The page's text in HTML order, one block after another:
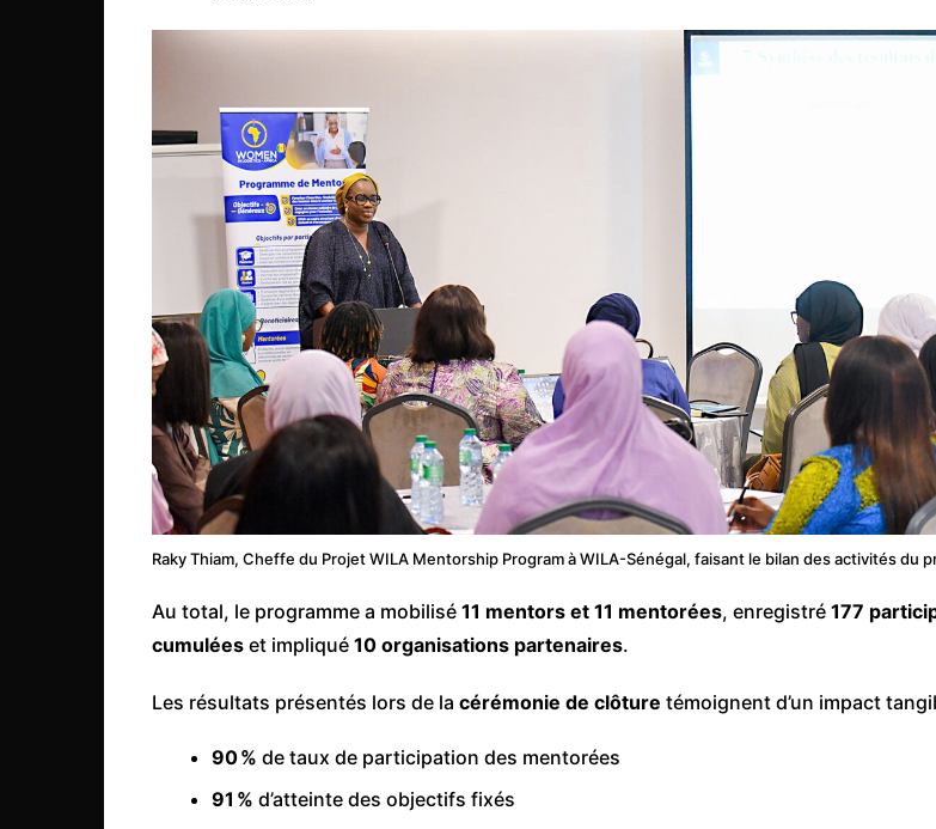
Raky Thiam, Cheffe du Projet WILA Mentorship Program à WILA-Sénégal, faisant le bilan des activités du
Au total, le programme a mobilisé 11 mentors et 11 mentorées, enregistré 177
cumulées et impliqué 10 organisations partenaires.
Les résultats présentés lors de la cérémonie de clôture témoignent d’un impact
90 % de taux de participation des mentorées
91 % d’atteinte des objectifs fixés